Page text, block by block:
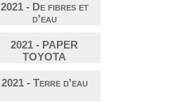
2021 - De fibres et
d'eau
2021 - PAPER
TOYOTA
2021 - Terre d'eau